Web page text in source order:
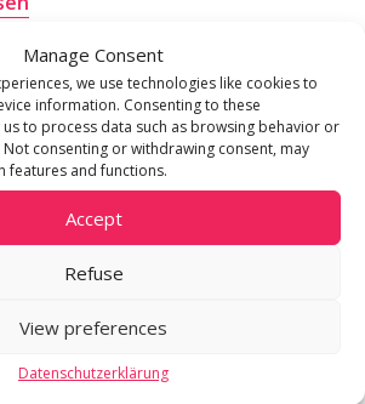
Manage Consent
we use technologies like cookies to
information. Consenting to these
to process data such as browsing behavior or
Not consenting or withdrawing consent, may
features and functions.
Accept
Refuse
View preferences
Datenschutzerklärung